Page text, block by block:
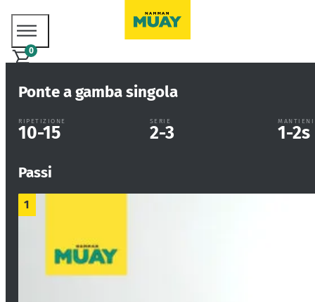
0
Ponte a gamba singola
RIPETIZIONE
10-15
SERIE
2-3
MANTIENI
1-2s
Passi
1